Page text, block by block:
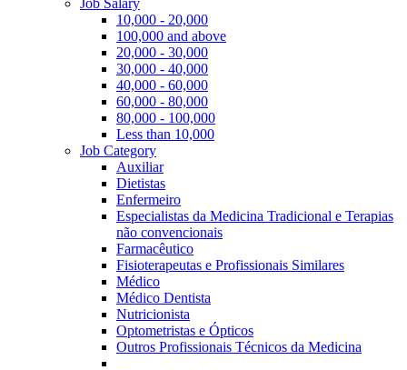
10,000 - 20,000
100,000 and above
20,000 - 30,000
30,000 - 40,000
40,000 - 60,000
60,000 - 80,000
80,000 - 100,000
Less than 10,000
Job Category
Auxiliar
Dietistas
Enfermeiro
Especialistas da Medicina Tradicional e Terapias
não convencionais
Farmacêutico
Fisioterapeutas e Profissionais Similares
Médico
Médico Dentista
Nutricionista
Optometristas e Ópticos
Outros Profissionais Técnicos da Medicina